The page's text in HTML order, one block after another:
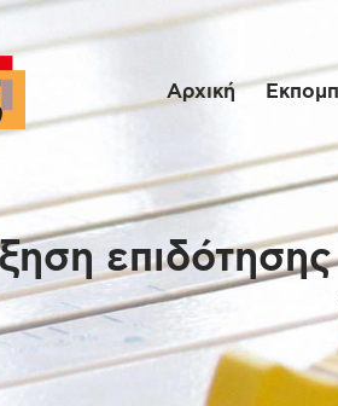
Αρχική